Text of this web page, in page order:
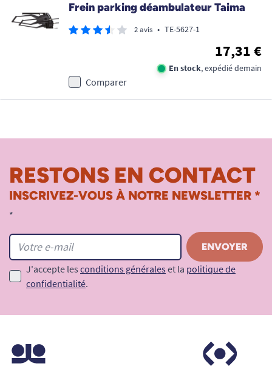
Frein parking déambulateur Taima
2 avis • TE-5627-1
17,31 €
En stock, expédié demain
Comparer
RESTONS EN CONTACT
INSCRIVEZ-VOUS À NOTRE NEWSLETTER *
*
J'accepte les conditions générales et la politique de
confidentialité.